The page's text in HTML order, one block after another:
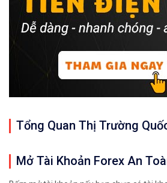
Tổng Quan Thị Trường
Mở Tài Khoản Forex An